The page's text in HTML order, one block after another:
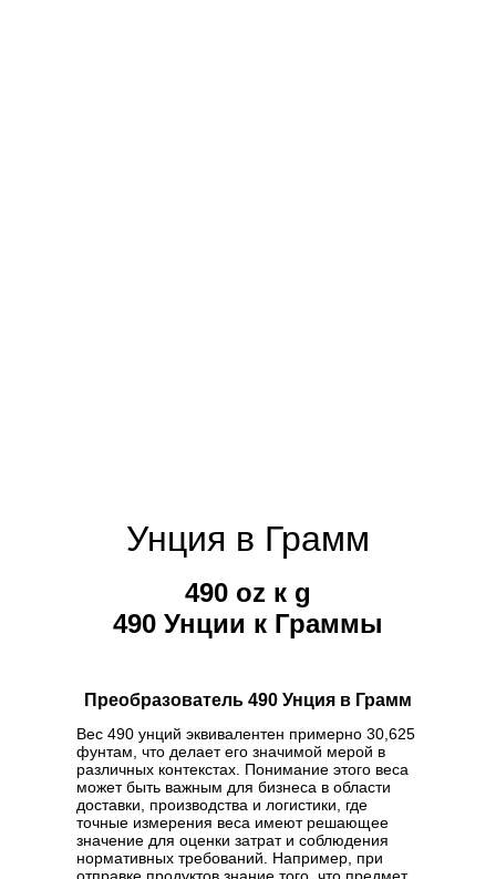
Унция в Грамм
490 oz к g
490 Унции к Граммы
Преобразователь 490 Унция в Грамм
Вес 490 унций эквивалентен примерно 30,625
фунтам, что делает его значимой мерой в
различных контекстах. Понимание этого веса
может быть важным для бизнеса в области
доставки, производства и логистики, где
точные измерения веса имеют решающее
значение для оценки затрат и соблюдения
нормативных требований. Например, при